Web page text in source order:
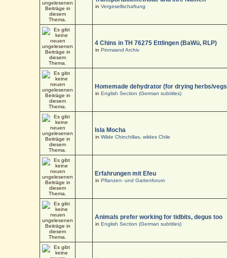
inVergesellschaftung
4 Chins in TH 76275 Ettlingen (BaWü, RLP)
inPinnwand Archiv
Homemade dehydrator (for drying herbs/
inEnglish Section (German subtitles)
Isla Mocha
inWilde Chinchillas, wildes Chile
Erfahrungen mit Efeu
inPflanzen- und Gartenforum
Animals prefer working for tidbits, degus too
inEnglish Section (German subtitles)